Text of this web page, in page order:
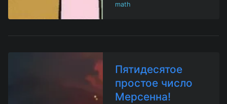
math
Пятидесятое
простое число
Мерсенна!